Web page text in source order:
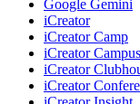
Google Gemini
iCreator
iCreator Camp
iCreator Campus
iCreator
iCreator